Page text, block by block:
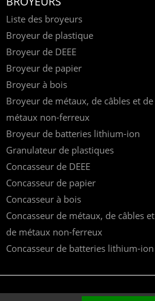
Liste des broyeurs
Broyeur de plastique
Broyeur de DEEE
Broyeur de papier
Broyeur à bois
Broyeur de métaux, de câbles et de
métaux non-ferreux
Broyeur de batteries lithium-ion
Granulateur de plastiques
Concasseur de DEEE
Concasseur de papier
Concasseur à bois
Concasseur de métaux, de câbles et
de métaux non-ferreux
Concasseur de batteries lithium-ion